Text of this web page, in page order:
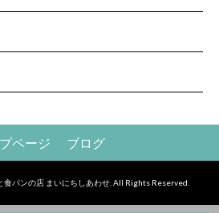
ページ ブログ
パンの店 まいにちしあわせ. All Rights Reserved.